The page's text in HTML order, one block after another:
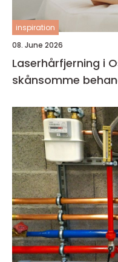
inspiration
08. June 2026
Laserhårfjerning i
skånsomme